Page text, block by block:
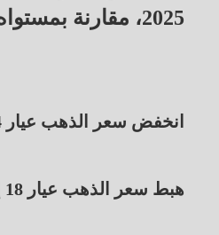
2025، مقارنة بمستواه بنهاية تعاملات أمس.
انخفض سعر الذهب عيار 14 إلى 3733 جنيهًا للجرام.
هبط سعر الذهب عيار 18 إلى 4800 جنيه للجرام.